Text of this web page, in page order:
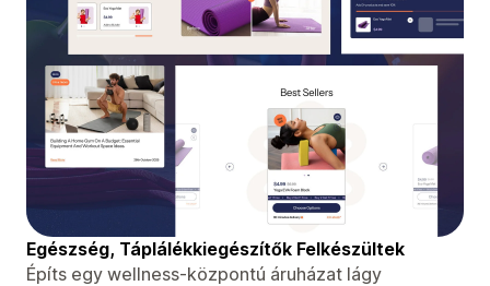
Egészség, Táplálékkiegészítők Felkészültek
Építs egy wellness-központú áruházat lágy